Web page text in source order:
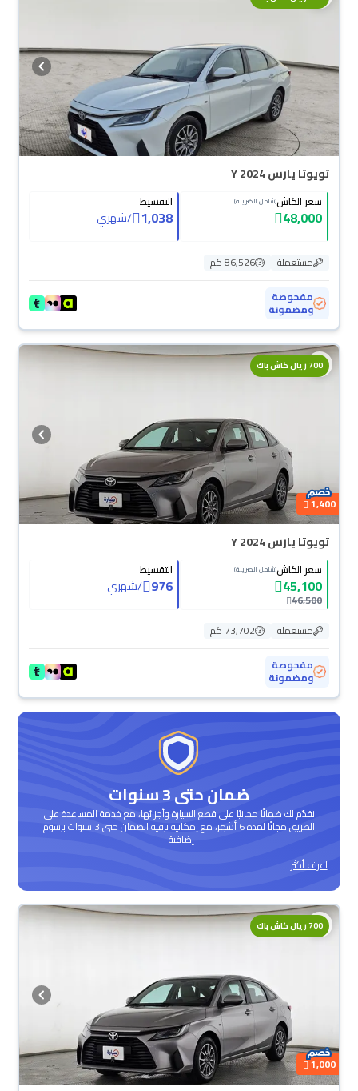
تويوتا يارس Y 2024
سعر الكاش(شامل الضريبة)
48,000
التقسيط
1,038
/شهري
مستعملة
86,526 كم
مفحوصة
ومضمونة
700 ريال كاش باك
1,400
تويوتا يارس Y 2024
سعر الكاش(شامل الضريبة)
45,100
46,500
التقسيط
976
/شهري
مستعملة
73,702 كم
مفحوصة
ومضمونة
ضمان حتى 3 سنوات
نقدّم لك ضمانًا مجانيًا على قطع السيارة وأجزائها، مع خدمة المساعدة على
الطريق مجانًا لمدة 6 أشهر، مع إمكانية ترقية الضمان حتى 3 سنوات برسوم
إضافية .
اعرف أكثر
700 ريال كاش باك
1,000